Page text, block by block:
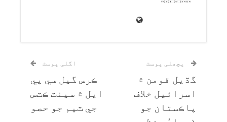
پچھلی پوسٹ
گڏيل قومن ۾
اسرائيل خلاف
پاڪستان جو
اگلی پوسٹ
ڪرس گيل سي پي
ايل ۾ سينٽ ڪٽس
جي ٽيم جو حصو